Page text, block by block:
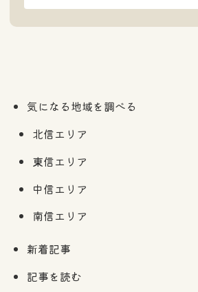
気になる地域を調べる
北信エリア
東信エリア
中信エリア
南信エリア
新着記事
記事を読む